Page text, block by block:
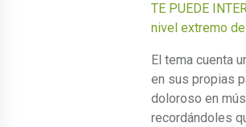
TE PUEDE
nivel extremo
El tema cuenta
en sus propias
doloroso en
recordándoles